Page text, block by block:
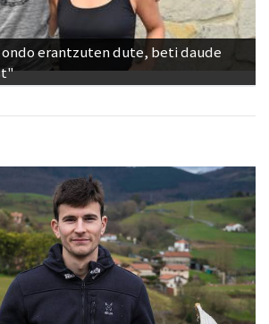
erantzuten dute, beti daude